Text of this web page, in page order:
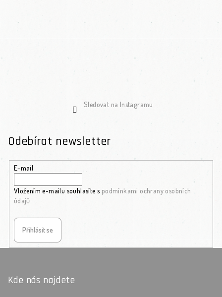
Sledovat na Instagramu
Odebírat newsletter
E-mail
Vložením e-mailu souhlasíte s podmínkami ochrany osobních
údajů
Přihlásit se
Kde nás najdete